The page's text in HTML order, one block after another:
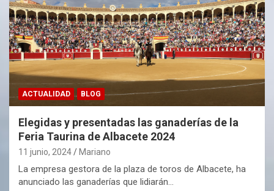
ACTUALIDAD BLOG
Elegidas y presentadas las ganaderías de la
Feria Taurina de Albacete 2024
11 junio, 2024 Mariano
La empresa gestora de la plaza de toros de Albacete, ha
anunciado las ganaderías que lidiarán…